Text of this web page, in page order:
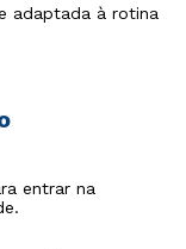
adaptada à rotina
entrar na